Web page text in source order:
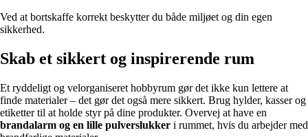
Ved at bortskaffe korrekt beskytter du både miljøet og din egen
sikkerhed.
Skab et sikkert og inspirerende rum
Et ryddeligt og velorganiseret hobbyrum gør det ikke kun lettere at
finde materialer – det gør det også mere sikkert. Brug hylder, kasser og
etiketter til at holde styr på dine produkter. Overvej at have en
brandalarm og en lille pulverslukker i rummet, hvis du arbejder med